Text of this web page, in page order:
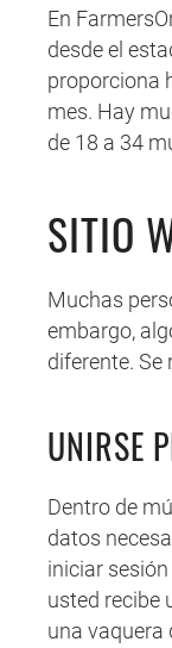
En
desde el
proporciona
mes. Hay
de 18 a 34
SITIO
Muchas
embargo,
diferente.
UNIRSE
Dentro de
datos
iniciar
usted recibe
una vaquera